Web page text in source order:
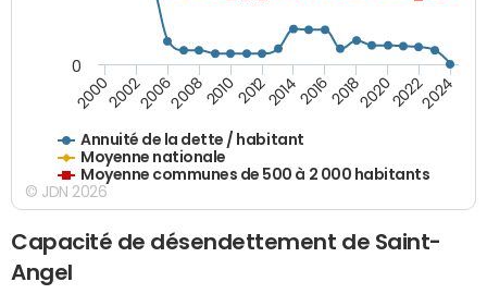
Annuité de la dette / habitant
Moyenne nationale
Moyenne communes de 500 à 2 000 habitants
200020022006200820102012201420162018202020222024
0
© JDN 2026
Capacité de désendettement de Saint-
Angel